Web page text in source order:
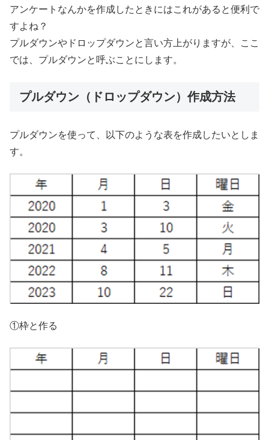
アンケートなんかを作成したときにはこれがあると便利で
すよね？
プルダウンやドロップダウンと言い方上がりますが、ここ
では、プルダウンと呼ぶことにします。
プルダウン（ドロップダウン）作成方法
プルダウンを使って、以下のような表を作成したいとしま
す。
①枠と作る